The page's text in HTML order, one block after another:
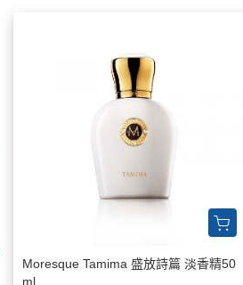
Moresque Tamima 盛放詩篇 淡香精50
ml